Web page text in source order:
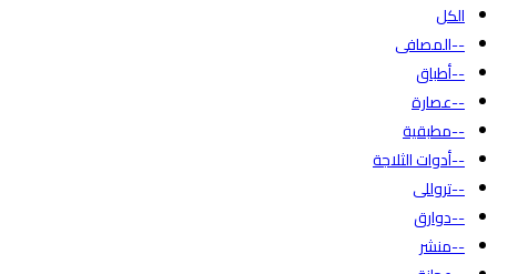
الكل
--المصافى
--أطباق
--عصارة
--مطبقية
--أدوات الثلاجة
--تروللى
--دوارق
--منشر